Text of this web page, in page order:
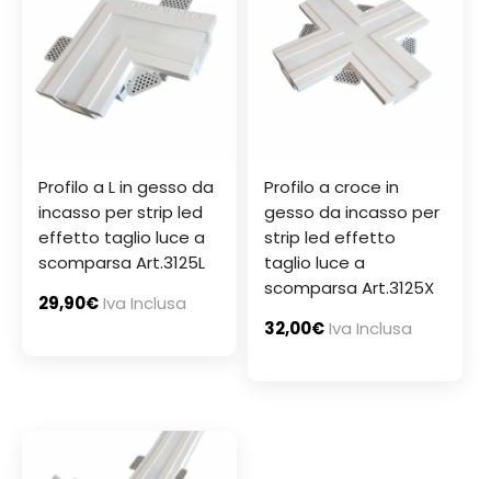
Profilo a L in gesso da
incasso per strip led
effetto taglio luce a
scomparsa Art.3125L
29,90€Iva Inclusa
Profilo a croce in
gesso da incasso per
strip led effetto
taglio luce a
scomparsa Art.3125X
32,00€Iva Inclusa